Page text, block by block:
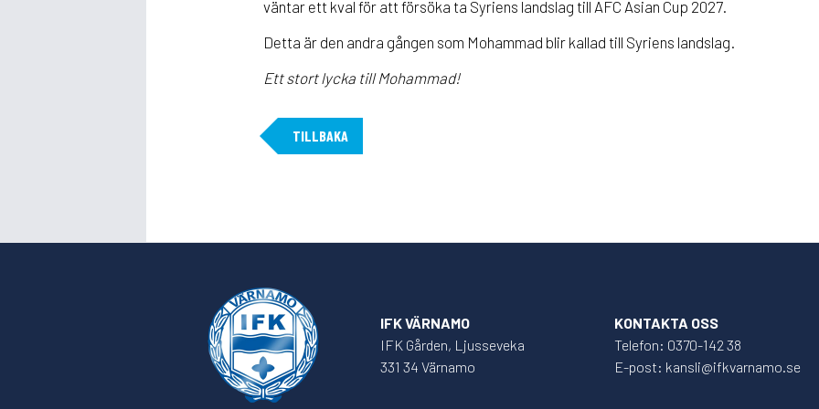
väntar ett kval för att försöka ta Syriens landslag till AFC Asian Cup 2027.
Detta är den andra gången som Mohammad blir kallad till Syriens landslag.
Ett stort lycka till Mohammad!
TILLBAKA
IFK VÄRNAMO
IFK Gården, Ljusseveka
331 34 Värnamo
KONTAKTA OSS
Telefon: 0370-142 38
E-post: kansli@ifkvarnamo.se